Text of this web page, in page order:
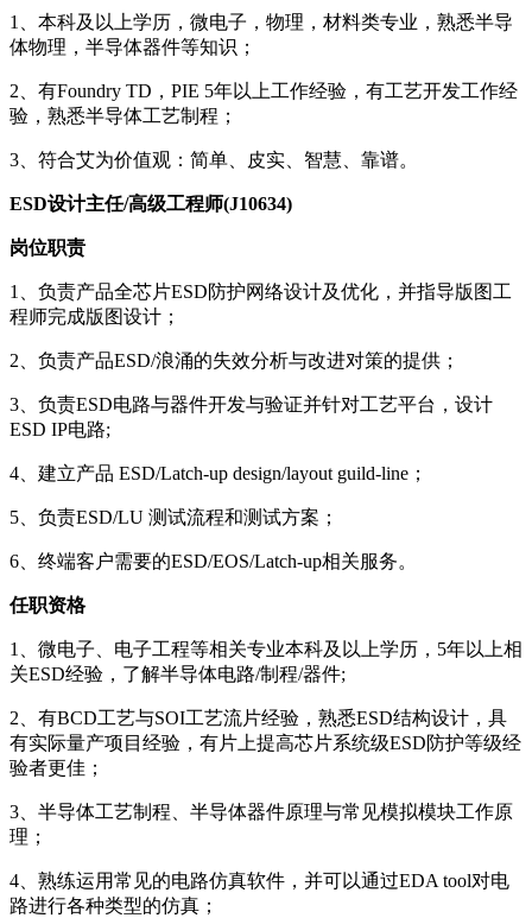
1、本科及以上学历，微电子，物理，材料类专业，熟悉半导
体物理，半导体器件等知识；
2、有Foundry TD，PIE 5年以上工作经验，有工艺开发工作经
验，熟悉半导体工艺制程；
3、符合艾为价值观：简单、皮实、智慧、靠谱。
ESD设计主任/高级工程师(J10634)
岗位职责
1、负责产品全芯片ESD防护网络设计及优化，并指导版图工
程师完成版图设计；
2、负责产品ESD/浪涌的失效分析与改进对策的提供；
3、负责ESD电路与器件开发与验证并针对工艺平台，设计
ESD IP电路;
4、建立产品 ESD/Latch-up design/layout guild-line；
5、负责ESD/LU 测试流程和测试方案；
6、终端客户需要的ESD/EOS/Latch-up相关服务。
任职资格
1、微电子、电子工程等相关专业本科及以上学历，5年以上相
关ESD经验，了解半导体电路/制程/器件;
2、有BCD工艺与SOI工艺流片经验，熟悉ESD结构设计，具
有实际量产项目经验，有片上提高芯片系统级ESD防护等级经
验者更佳；
3、半导体工艺制程、半导体器件原理与常见模拟模块工作原
理；
4、熟练运用常见的电路仿真软件，并可以通过EDA tool对电
路进行各种类型的仿真；